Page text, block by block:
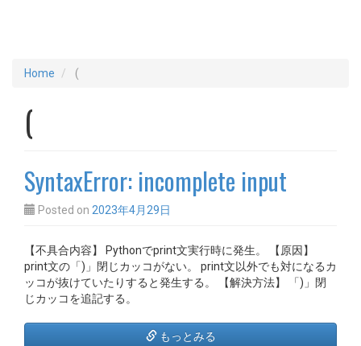
Home (
(
SyntaxError: incomplete input
Posted on 2023年4月29日
【不具合内容】 Pythonでprint文実行時に発生。 【原因】
print文の「)」閉じカッコがない。 print文以外でも対になるカ
ッコが抜けていたりすると発生する。 【解決方法】 「)」閉
じカッコを追記する。
もっとみる